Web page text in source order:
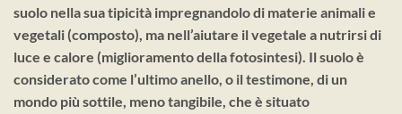
suolo nella sua tipicità impregnandolo di materie animali e
vegetali (composto), ma nell’aiutare il vegetale a nutrirsi di
luce e calore (miglioramento della fotosintesi). Il suolo è
considerato come l’ultimo anello, o il testimone, di un
mondo più sottile, meno tangibile, che è situato